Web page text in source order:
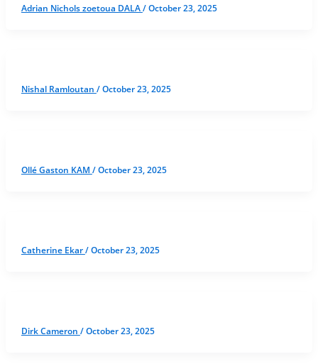
Adrian Nichols zoetoua DALA/October 23, 2025
Nishal Ramloutan /October 23, 2025
Ollé Gaston KAM /October 23, 2025
Catherine Ekar/October 23, 2025
Dirk Cameron /October 23, 2025